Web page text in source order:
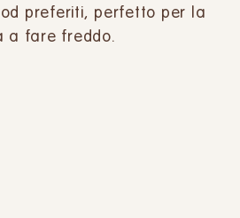
preferiti, perfetto per la
a fare freddo.